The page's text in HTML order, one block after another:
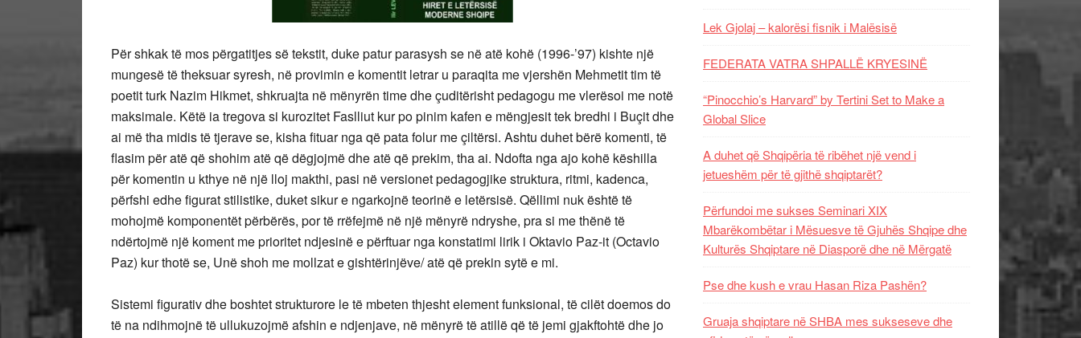
Për shkak të mos përgatitjes së tekstit, duke patur parasysh se në atë kohë (1996-’97) kishte një
mungesë të theksuar syresh, në provimin e komentit letrar u paraqita me vjershën Mehmetit tim të
poetit turk Nazim Hikmet, shkruajta në mënyrën time dhe çuditërisht pedagogu me vlerësoi me notë
maksimale. Këtë ia tregova si kurozitet Faslliut kur po pinim kafen e mëngjesit tek bredhi i Buçit dhe
ai më tha midis të tjerave se, kisha fituar nga që pata folur me çiltërsi. Ashtu duhet bërë komenti, të
flasim për atë që shohim atë që dëgjojmë dhe atë që prekim, tha ai. Ndofta nga ajo kohë këshilla
për komentin u kthye në një lloj makthi, pasi në versionet pedagogjike struktura, ritmi, kadenca,
përfshi edhe figurat stilistike, duket sikur e ngarkojnë teorinë e letërsisë. Qëllimi nuk është të
mohojmë komponentët përbërës, por të rrëfejmë në një mënyrë ndryshe, pra si me thënë të
ndërtojmë një koment me prioritet ndjesinë e përftuar nga konstatimi lirik i Oktavio Paz-it (Octavio
Paz) kur thotë se, Unë shoh me mollzat e gishtërinjëve/ atë që prekin sytë e mi.
Sistemi figurativ dhe boshtet strukturore le të mbeten thjesht element funksional, të cilët doemos do
të na ndihmojnë të ullukuzojmë afshin e ndjenjave, në mënyrë të atillë që të jemi gjakftohtë dhe jo
Lek Gjolaj – kalorësi fisnik i Malësisë
FEDERATA VATRA SHPALLË KRYESINË
“Pinocchio’s Harvard” by Tertini Set to Make a
Global Slice
A duhet që Shqipëria të ribëhet një vend i
jetueshëm për të gjithë shqiptarët?
Përfundoi me sukses Seminari XIX
Mbarëkombëtar i Mësuesve të Gjuhës Shqipe dhe
Kulturës Shqiptare në Diasporë dhe në Mërgatë
Pse dhe kush e vrau Hasan Riza Pashën?
Gruaja shqiptare në SHBA mes sukseseve dhe